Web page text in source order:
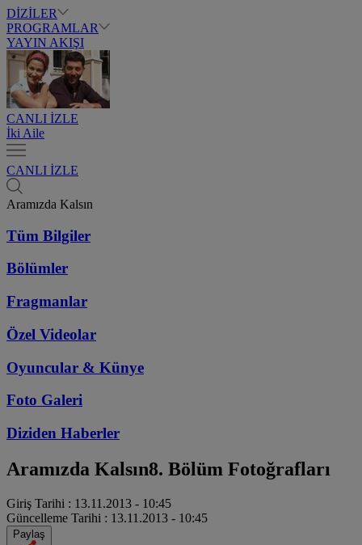
DİZİLER
PROGRAMLAR
YAYIN AKIŞI
CANLI İZLE
İki Aile
CANLI İZLE
Aramızda Kalsın
Tüm Bilgiler
Bölümler
Fragmanlar
Özel Videolar
Oyuncular & Künye
Foto Galeri
Diziden Haberler
Aramızda Kalsın8. Bölüm Fotoğrafları
Giriş Tarihi : 13.11.2013 - 10:45
Güncelleme Tarihi : 13.11.2013 - 10:45
Paylaş